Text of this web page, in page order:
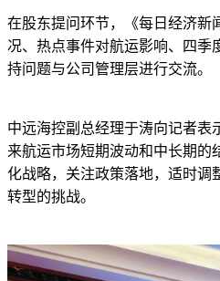
在股东提问环节，《每日经济新
况、热点事件对航运影响、四季
持问题与公司管理层进行交流。
中远海控副总经理于涛向记者表
来航运市场短期波动和中长期的
化战略，关注政策落地，适时调
转型的挑战。